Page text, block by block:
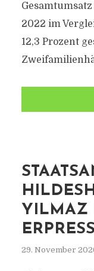
2022 im
12,3 Prozent
YILMAZ
29. November